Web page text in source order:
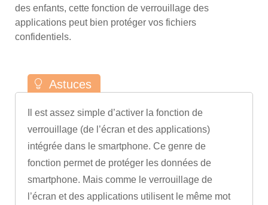
des enfants, cette fonction de verrouillage des
applications peut bien protéger vos fichiers
confidentiels.
Il est assez simple d’activer la fonction de
verrouillage (de l’écran et des applications)
intégrée dans le smartphone. Ce genre de
fonction permet de protéger les données de
smartphone. Mais comme le verrouillage de
l’écran et des applications utilisent le même mot